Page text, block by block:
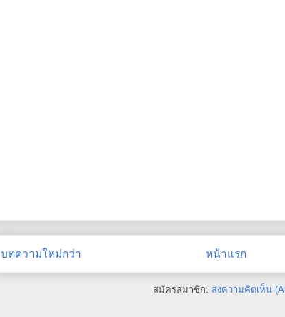
บทความใหม่กว่า หน้าแรก
สมัครสมาชิก: ส่งความคิดเห็น